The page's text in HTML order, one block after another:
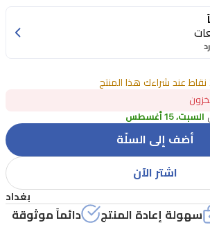
السبت، 15 أغسطس
أضف إلى السلّة
اشتر الآن
بغداد
سهولة إعادة المنتج
دائماً موثوقة